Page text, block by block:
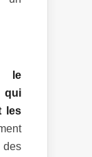
le
qui
les
des